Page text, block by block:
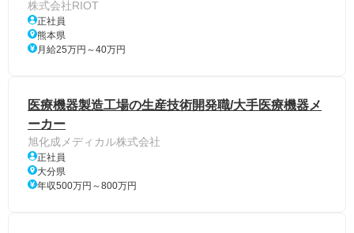
株式会社RIOT
正社員
熊本県
月給25万円～40万円
医療機器製造工場の生産技術開発職/大手医療機器メ
ーカー
旭化成メディカル株式会社
正社員
大分県
年収500万円～800万円